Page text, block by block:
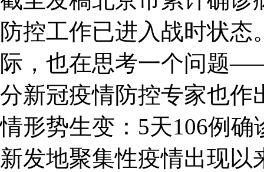
防控工作已进入战时状
际，也在思考一个问题
分新冠疫情防控专家也作
情形势生变：5天106例
新发地聚集性疫情出现